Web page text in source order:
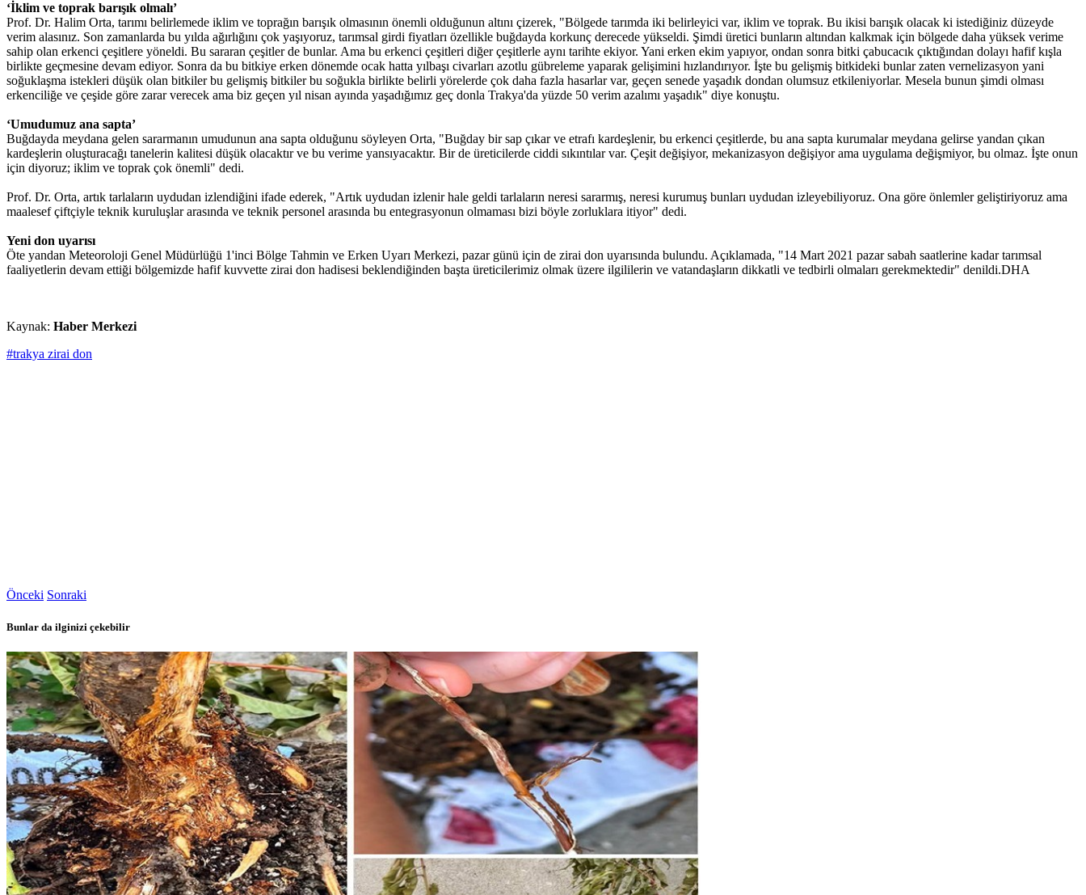
‘İklim ve toprak barışık olmalı’
Prof. Dr. Halim Orta, tarımı belirlemede iklim ve toprağın barışık olmasının önemli olduğunun altını çizerek, "Bölgede tarımda iki belirleyici var, iklim ve toprak. Bu ikisi barışık olacak ki istediğiniz düzeyde
verim alasınız. Son zamanlarda bu yılda ağırlığını çok yaşıyoruz, tarımsal girdi fiyatları özellikle buğdayda korkunç derecede yükseldi. Şimdi üretici bunların altından kalkmak için bölgede daha yüksek verime
sahip olan erkenci çeşitlere yöneldi. Bu sararan çeşitler de bunlar. Ama bu erkenci çeşitleri diğer çeşitlerle aynı tarihte ekiyor. Yani erken ekim yapıyor, ondan sonra bitki çabucacık çıktığından dolayı hafif kışla
birlikte geçmesine devam ediyor. Sonra da bu bitkiye erken dönemde ocak hatta yılbaşı civarları azotlu gübreleme yaparak gelişimini hızlandırıyor. İşte bu gelişmiş bitkideki bunlar zaten vernelizasyon yani
soğuklaşma istekleri düşük olan bitkiler bu gelişmiş bitkiler bu soğukla birlikte belirli yörelerde çok daha fazla hasarlar var, geçen senede yaşadık dondan olumsuz etkileniyorlar. Mesela bunun şimdi olması
erkenciliğe ve çeşide göre zarar verecek ama biz geçen yıl nisan ayında yaşadığımız geç donla Trakya'da yüzde 50 verim azalımı yaşadık" diye konuştu.
‘Umudumuz ana sapta’
Buğdayda meydana gelen sararmanın umudunun ana sapta olduğunu söyleyen Orta, "Buğday bir sap çıkar ve etrafı kardeşlenir, bu erkenci çeşitlerde, bu ana sapta kurumalar meydana gelirse yandan çıkan
kardeşlerin oluşturacağı tanelerin kalitesi düşük olacaktır ve bu verime yansıyacaktır. Bir de üreticilerde ciddi sıkıntılar var. Çeşit değişiyor, mekanizasyon değişiyor ama uygulama değişmiyor, bu olmaz. İşte onun
için diyoruz; iklim ve toprak çok önemli" dedi.
Prof. Dr. Orta, artık tarlaların uydudan izlendiğini ifade ederek, "Artık uydudan izlenir hale geldi tarlaların neresi sararmış, neresi kurumuş bunları uydudan izleyebiliyoruz. Ona göre önlemler geliştiriyoruz ama
maalesef çiftçiyle teknik kuruluşlar arasında ve teknik personel arasında bu entegrasyonun olmaması bizi böyle zorluklara itiyor" dedi.
Yeni don uyarısı
Öte yandan Meteoroloji Genel Müdürlüğü 1'inci Bölge Tahmin ve Erken Uyarı Merkezi, pazar günü için de zirai don uyarısında bulundu. Açıklamada, "14 Mart 2021 pazar sabah saatlerine kadar tarımsal
faaliyetlerin devam ettiği bölgemizde hafif kuvvette zirai don hadisesi beklendiğinden başta üreticilerimiz olmak üzere ilgililerin ve vatandaşların dikkatli ve tedbirli olmaları gerekmektedir" denildi.DHA
Kaynak: Haber Merkezi
#trakya zirai don
Önceki Sonraki
Bunlar da ilginizi çekebilir